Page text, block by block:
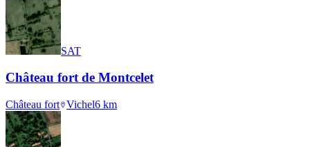
SAT
Château fort de Montcelet
Château fort Vichel6 km